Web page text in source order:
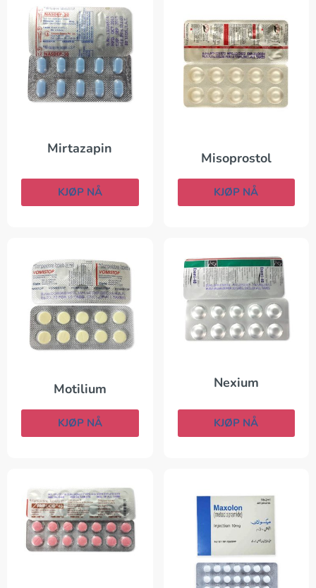
Mirtazapin
KJØP NÅ
Misoprostol
KJØP NÅ
Motilium
KJØP NÅ
Nexium
KJØP NÅ